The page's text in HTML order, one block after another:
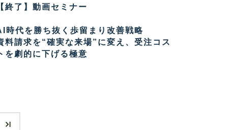
終了】動画セミナー
時代を勝ち抜く歩留まり改善戦略
料請求を“確実な来場”に変え、受注コス
を劇的に下げる極意